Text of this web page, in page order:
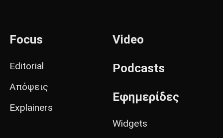
Focus
Editorial
Απόψεις
Explainers
Video
Podcasts
Εφημερίδες
Widgets